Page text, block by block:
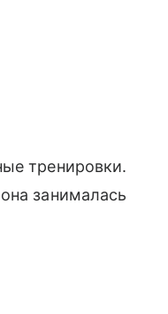
тренировки.
занималась